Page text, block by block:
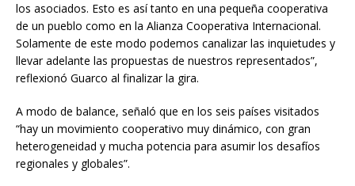
los asociados. Esto es así tanto en una pequeña cooperativa
de un pueblo como en la Alianza Cooperativa Internacional.
Solamente de este modo podemos canalizar las inquietudes y
llevar adelante las propuestas de nuestros representados”,
reflexionó Guarco al finalizar la gira.
A modo de balance, señaló que en los seis países visitados
“hay un movimiento cooperativo muy dinámico, con gran
heterogeneidad y mucha potencia para asumir los desafíos
regionales y globales”.